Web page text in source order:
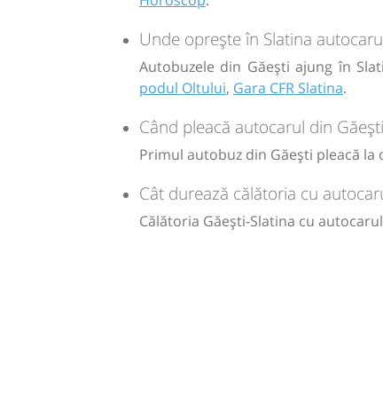
Sursa:Metturistik SRL
Unde oprește în Slatina
Autobuzele din Găești ajung în
podul Oltului, Gara CFR Slatina.
Când pleacă autocarul din
Primul autobuz din Găești pleacă la
Cât durează călătoria cu
Călătoria Găești-Slatina cu